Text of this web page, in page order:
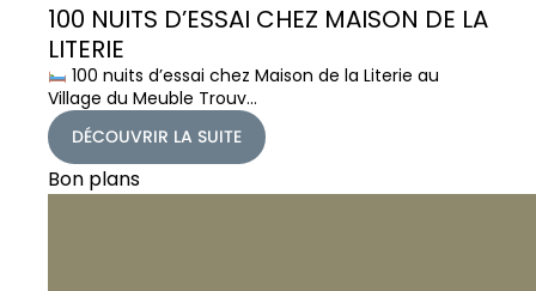
100 NUITS D’ESSAI CHEZ MAISON DE LA
LITERIE
100 nuits d’essai chez Maison de la Literie au
Village du Meuble Trouv…
DÉCOUVRIR LA SUITE
Bon plans